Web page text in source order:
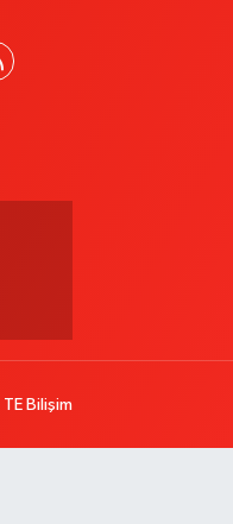
TE Bilişim